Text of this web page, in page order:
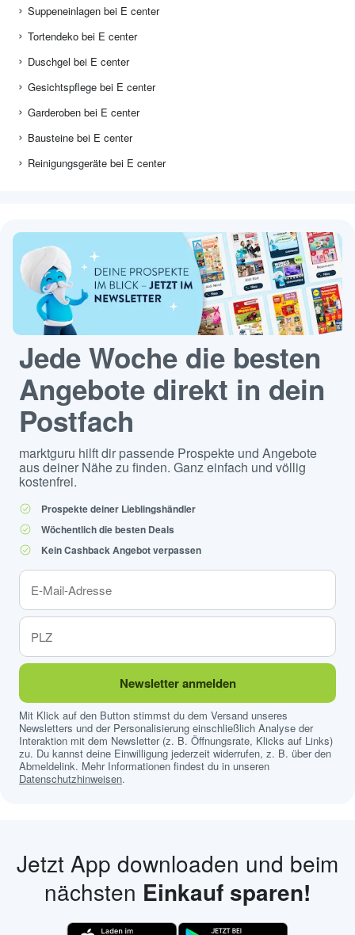
Suppeneinlagen bei E center
Tortendeko bei E center
Duschgel bei E center
Gesichtspflege bei E center
Garderoben bei E center
Bausteine bei E center
Reinigungsgeräte bei E center
Jede Woche die besten
Angebote direkt in dein
Postfach
marktguru hilft dir passende Prospekte und Angebote
aus deiner Nähe zu finden. Ganz einfach und völlig
kostenfrei.
Prospekte deiner Lieblingshändler
Wöchentlich die besten Deals
Kein Cashback Angebot verpassen
Newsletter anmelden
Mit Klick auf den Button stimmst du dem Versand unseres
Newsletters und der Personalisierung einschließlich Analyse der
Interaktion mit dem Newsletter (z. B. Öffnungsrate, Klicks auf Links)
zu. Du kannst deine Einwilligung jederzeit widerrufen, z. B. über den
Abmeldelink. Mehr Informationen findest du in unseren
Datenschutzhinweisen.
Jetzt App downloaden und beim
nächsten Einkauf sparen!